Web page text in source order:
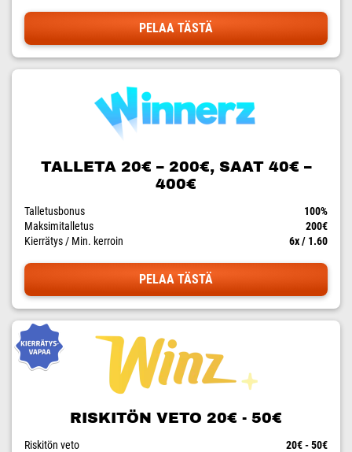
PELAA TÄSTÄ
TALLETA 20€ – 200€, SAAT 40€ –
400€
Talletusbonus
100%
Maksimitalletus
200€
Kierrätys / Min. kerroin
6x / 1.60
PELAA TÄSTÄ
RISKITÖN VETO 20€ - 50€
Riskitön veto 20€ - 50€